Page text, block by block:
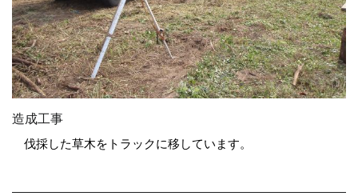
造成工事
伐採した草木をトラックに移しています。